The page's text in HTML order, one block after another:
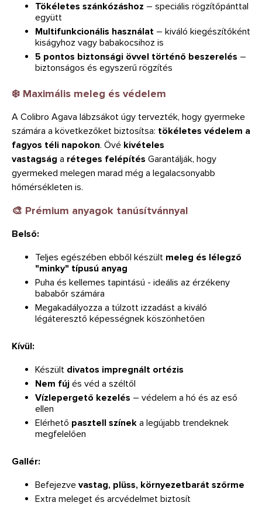
Tökéletes szánkózáshoz – speciális rögzítőpánttal
együtt
Multifunkcionális használat – kiváló kiegészítőként
kiságyhoz vagy babakocsihoz is
5 pontos biztonsági övvel történő beszerelés –
biztonságos és egyszerű rögzítés
❄️ Maximális meleg és védelem
A Colibro Agava lábzsákot úgy tervezték, hogy gyermeke
számára a következőket biztosítsa: tökéletes védelem a
fagyos téli napokon. Övé kivételes
vastagság a réteges felépítés Garantálják, hogy
gyermeked melegen marad még a legalacsonyabb
hőmérsékleten is.
🎨 Prémium anyagok tanúsítvánnyal
Belső:
Teljes egészében ebből készült meleg és lélegző
"minky" típusú anyag
Puha és kellemes tapintású - ideális az érzékeny
bababőr számára
Megakadályozza a túlzott izzadást a kiváló
légáteresztő képességnek köszönhetően
Kívül:
Készült divatos impregnált ortézis
Nem fúj és véd a széltől
Vízlepergető kezelés – védelem a hó és az eső
ellen
Elérhető pasztell színek a legújabb trendeknek
megfelelően
Gallér:
Befejezve vastag, plüss, környezetbarát szőrme
Extra meleget és arcvédelmet biztosít